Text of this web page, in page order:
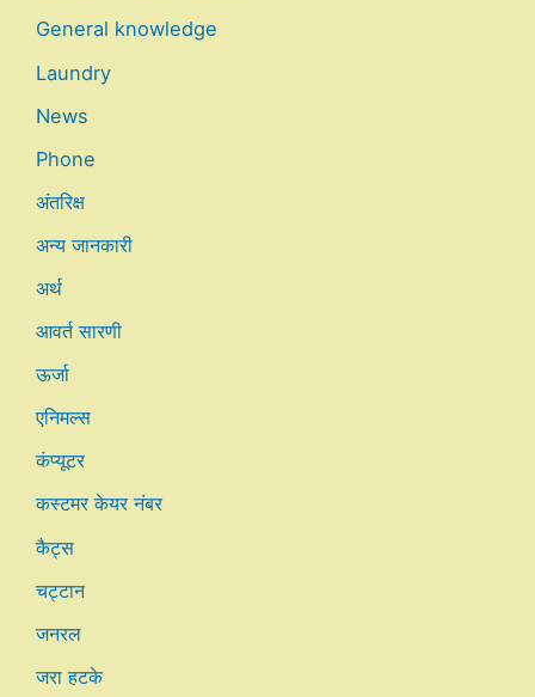
General knowledge
Laundry
News
Phone
अंतरिक्ष
अन्य जानकारी
अर्थ
आवर्त सारणी
ऊर्जा
एनिमल्स
कंप्यूटर
कस्टमर केयर नंबर
कैट्स
चट्टान
जनरल
जरा हटके